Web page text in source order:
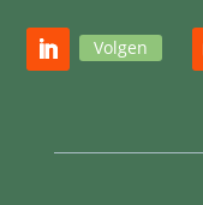
Volgen